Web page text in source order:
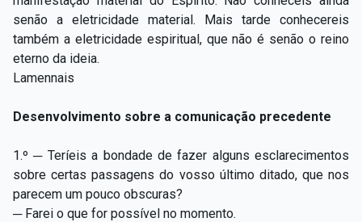
senão a eletricidade material. Mais tarde conhecereis
também a eletricidade espiritual, que não é senão o reino
eterno da ideia.
Lamennais
Desenvolvimento sobre a comunicação precedente
1.º ─ Teríeis a bondade de fazer alguns esclarecimentos
sobre certas passagens do vosso último ditado, que nos
parecem um pouco obscuras?
─ Farei o que for possível no momento.